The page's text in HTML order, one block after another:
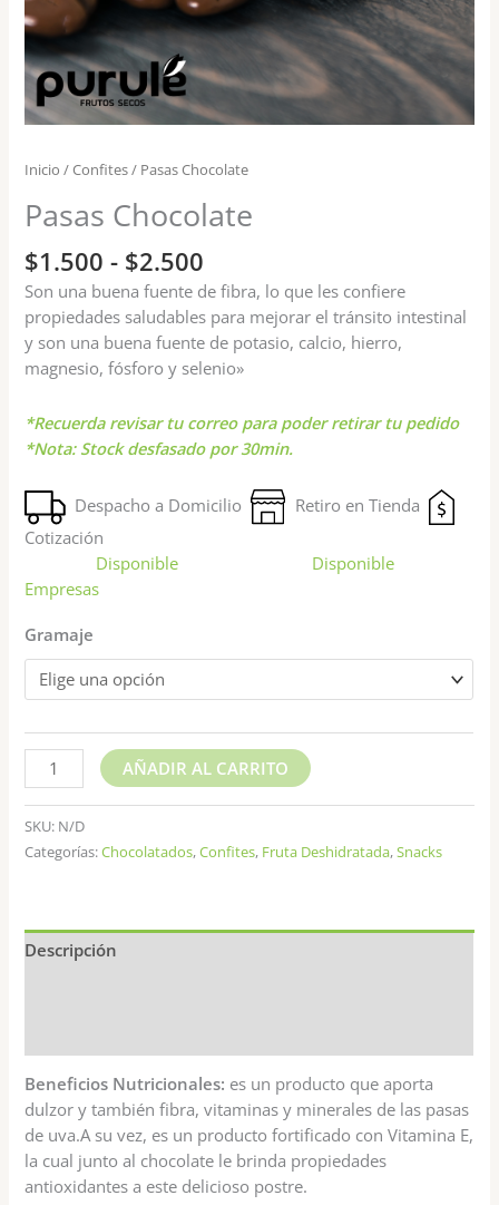
Inicio /Confites/ Pasas Chocolate
Pasas Chocolate
$1.500 - $2.500
Son una buena fuente de fibra, lo que les confiere
propiedades saludables para mejorar el tránsito intestinal
y son una buena fuente de potasio, calcio, hierro,
magnesio, fósforo y selenio»
*Recuerda revisar tu correo para poder retirar tu pedido
*Nota: Stock desfasado por 30min.
Despacho a Domicilio
Retiro en Tienda
Cotización
Disponible
Disponible
Empresas
Gramaje
AÑADIR AL CARRITO
SKU: N/D
Categorías:Chocolatados,Confites, Fruta Deshidratada,Snacks
Descripción
Beneficios Nutricionales: es un producto que aporta
dulzor y también fibra, vitaminas y minerales de las pasas
de uva.A su vez, es un producto fortificado con Vitamina E,
la cual junto al chocolate le brinda propiedades
antioxidantes a este delicioso postre.